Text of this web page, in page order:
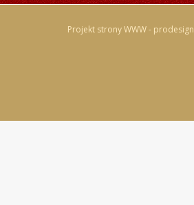
Projekt strony WWW - prodesign